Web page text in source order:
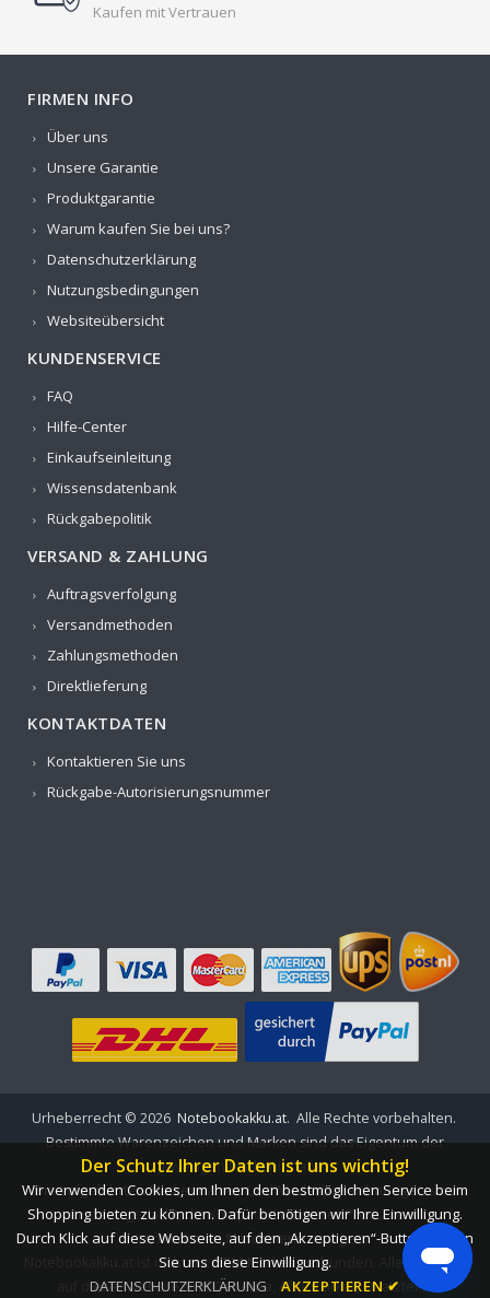
Kaufen mit Vertrauen
FIRMEN INFO
Über uns
Unsere Garantie
Produktgarantie
Warum kaufen Sie bei uns?
Datenschutzerklärung
Nutzungsbedingungen
Websiteübersicht
KUNDENSERVICE
FAQ
Hilfe-Center
Einkaufseinleitung
Wissensdatenbank
Rückgabepolitik
VERSAND & ZAHLUNG
Auftragsverfolgung
Versandmethoden
Zahlungsmethoden
Direktlieferung
KONTAKTDATEN
Kontaktieren Sie uns
Rückgabe-Autorisierungsnummer
Urheberrecht © 2026 Notebookakku.at. Alle Rechte vorbehalten.
Bestimmte Warenzeichen und Marken sind das Eigentum der
jeweiligen Markeninhaber.
Die aufgeführten Markennamen und Modellbezeichnungen sind
nur dazu gedacht, die Kompatibilität dieser Produkte mit
verschiedenen Maschinen zu zeigen.
Notebookakku.at ist nicht mit OEM-Marken verbunden. Alle Produkte
auf dieser Website sind Generika, Aftermarket, Ersatzteile.
Der Schutz Ihrer Daten ist uns wichtig!
Wir verwenden Cookies, um Ihnen den bestmöglichen Service beim
Shopping bieten zu können. Dafür benötigen wir Ihre Einwilligung.
Durch Klick auf diese Webseite, auf den „Akzeptieren“-Button, geben
Sie uns diese Einwilligung.
DATENSCHUTZERKLÄRUNG
AKZEPTIEREN ✔